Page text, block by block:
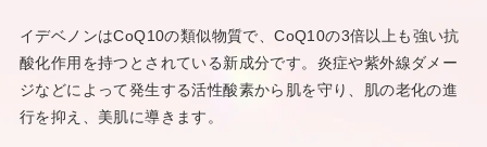
イデベノンはCoQ10の類似物質で、CoQ10の3倍以上も強い抗
酸化作用を持つとされている新成分です。炎症や紫外線ダメー
ジなどによって発生する活性酸素から肌を守り、肌の老化の進
行を抑え、美肌に導きます。